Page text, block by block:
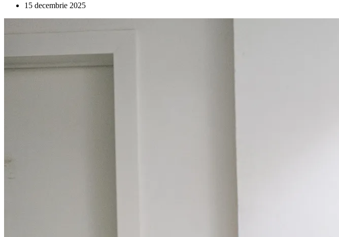
15 decembrie 2025